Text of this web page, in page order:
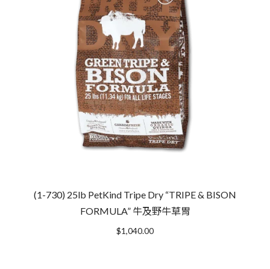
(1-730) 25lb PetKind Tripe Dry “TRIPE & BISON
FORMULA” 牛及野牛草胃
$1,040.00